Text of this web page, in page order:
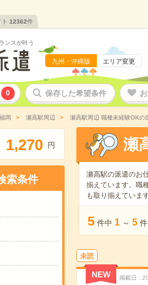
ト 12362件
ンスが叶う
九州・沖縄版 エリア変更
0 保存した希望条件
福岡 瀬高駅周辺 瀬高駅周辺 職種未経験OKの
1,270 円
索条件
瀬
瀬高駅の派遣のお
揃えています。職
も取り揃えています
5 件中 1 ～ 5
未読
NEW 掲載日